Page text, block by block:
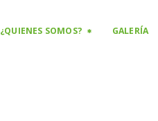
¿QUIENES SOMOS? GALERÍA
INICIO